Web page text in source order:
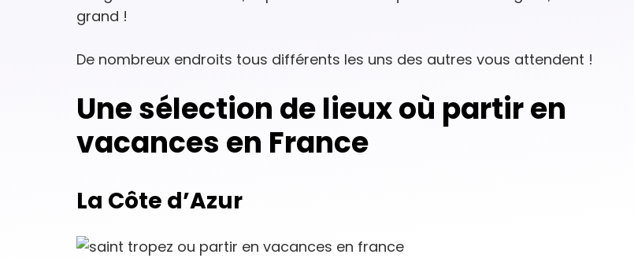
grand !
De nombreux endroits tous différents les uns des autres vous attendent !
Une sélection de lieux où partir en
vacances en France
La Côte d’Azur